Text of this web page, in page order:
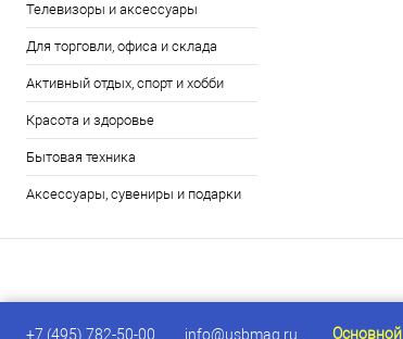
Телевизоры и аксессуары
Для торговли, офиса и склада
Активный отдых, спорт и хобби
Красота и здоровье
Бытовая техника
Аксессуары, сувениры и подарки
+7 (495) 782-50-00 info@usbmag.ru Основной